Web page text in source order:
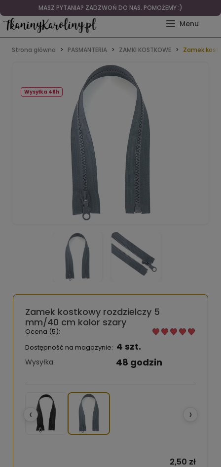
MASZ PYTANIA? ZADZWOŃ DO NAS. POMOŻEMY :)
Strona główna PASMANTERIA ZAMKI KOSTKOWE Zamek
Wysyłka 48h
Zamek kostkowy rozdzielczy 5
mm/40 cm kolor szary
Ocena (5):
Dostępność na magazynie: 4 szt.
Wysyłka: 48 godzin
‹ ›
2,50 zł